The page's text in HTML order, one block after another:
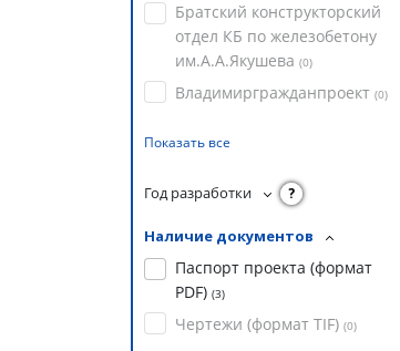
Братский конструкторский
отдел КБ по железобетону
им.А.А.Якушева (0)
Владимиргражданпроект (0)
Показать все
Год разработки ?
Наличие документов
Паспорт проекта (формат
PDF) (3)
Чертежи (формат TIF) (0)